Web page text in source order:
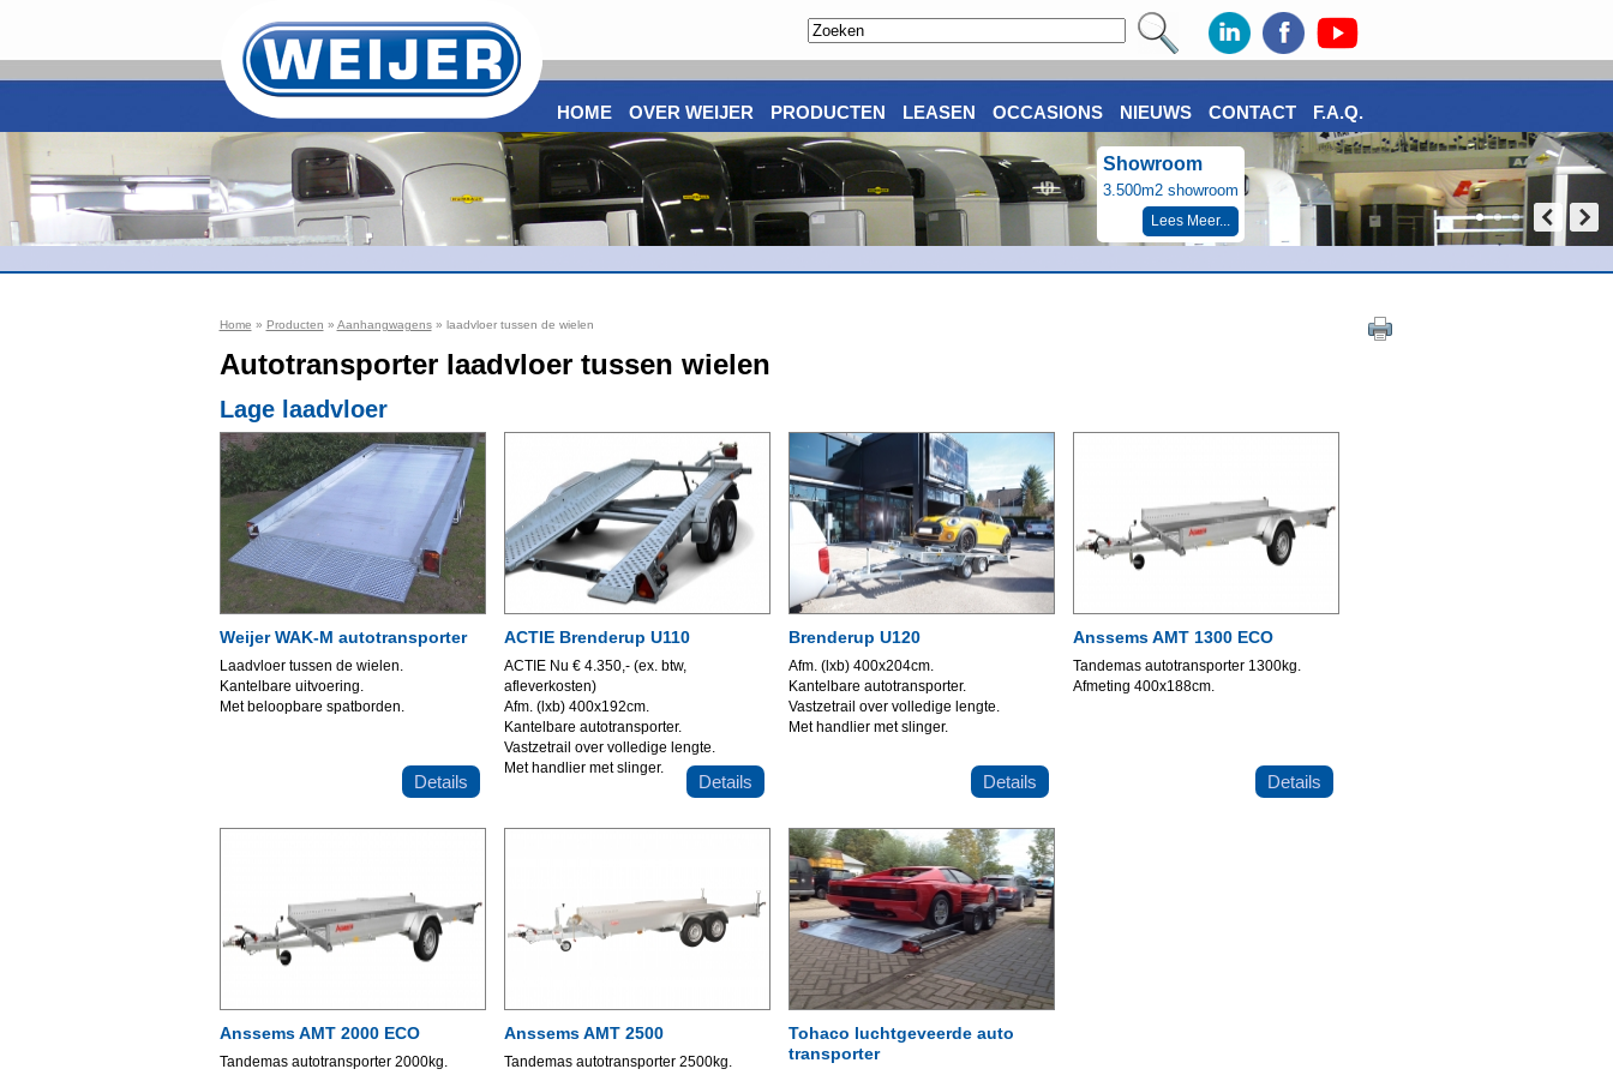
Showroom
3.500m2 showroom
Lees Meer...
Home » Producten » Aanhangwagens» laadvloer tussen de wielen
Autotransporter laadvloer tussen wielen
Lage laadvloer
Weijer WAK-M autotransporter
Laadvloer tussen de wielen.
Kantelbare uitvoering.
Met beloopbare spatborden.
Details
ACTIE Brenderup U110
ACTIE Nu € 4.350,- (ex. btw,
afleverkosten)
Afm. (lxb) 400x192cm.
Kantelbare autotransporter.
Vastzetrail over volledige lengte.
Met handlier met slinger.
Details
Brenderup U120
Afm. (lxb) 400x204cm.
Kantelbare autotransporter.
Vastzetrail over volledige lengte.
Met handlier met slinger.
Details
Anssems AMT 1300 ECO
Tandemas autotransporter 1300kg.
Afmeting 400x188cm.
Details
Anssems AMT 2000 ECO
Tandemas autotransporter 2000kg.
Anssems AMT 2500
Tandemas autotransporter 2500kg.
Tohaco luchtgeveerde auto
transporter
HOME OVER WEIJER PRODUCTEN LEASEN OCCASIONS NIEUWS CONTACT F.A.Q.